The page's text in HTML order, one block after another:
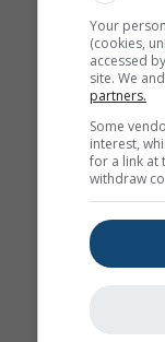
Your
(cookies,
accessed
site. We
partners.
Some
interest,
for a link at
withdraw